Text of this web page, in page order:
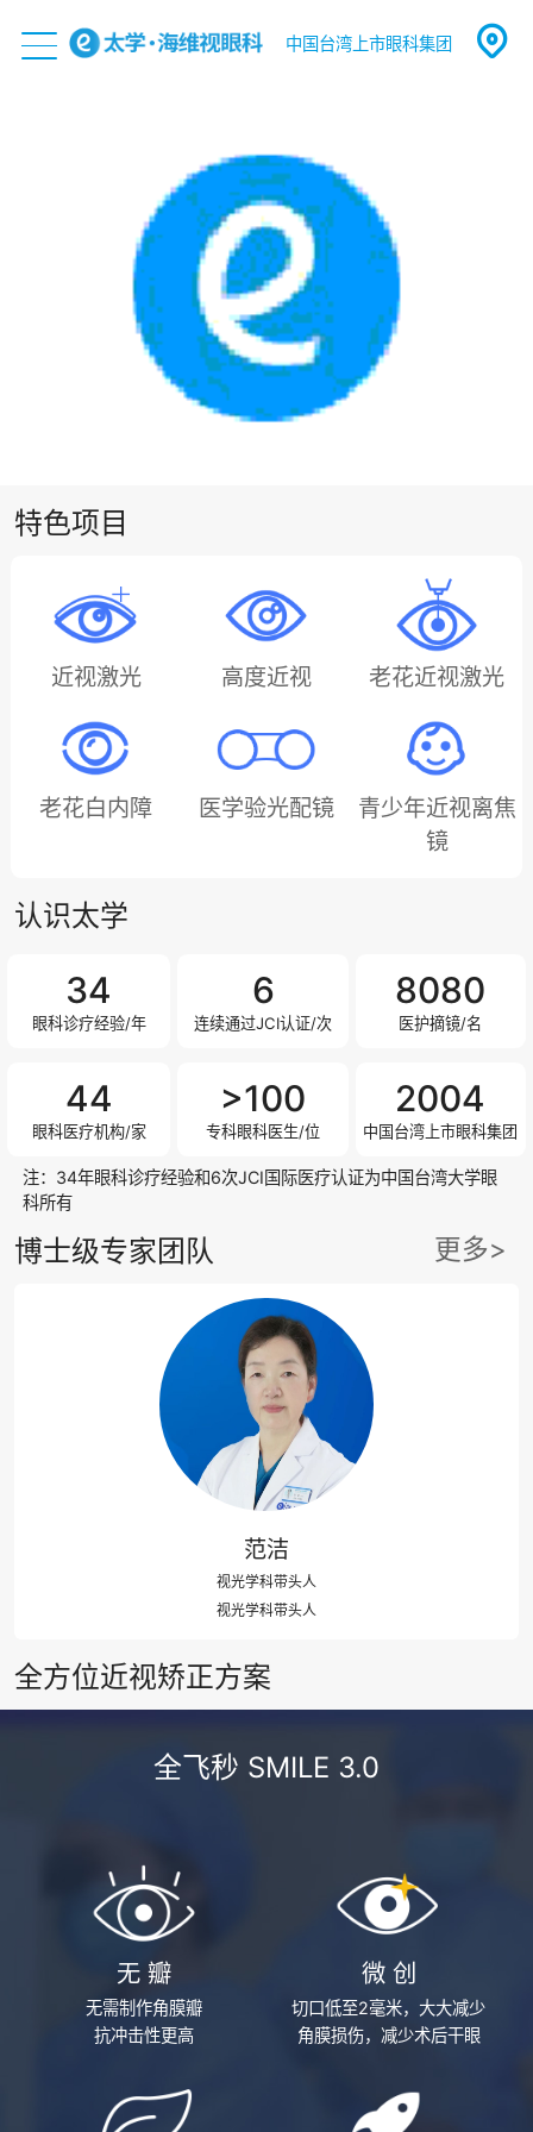
中国台湾上市眼科集团
特色项目
近视激光 高度近视 老花近视激光
老花白内障 医学验光配镜
青少年近视离焦
镜
认识太学
34
眼科诊疗经验/年
6
连续通过JCI认证/次
8520
医护摘镜/名
44
眼科医疗机构/家
>100
专科眼科医生/位
2004
中国台湾上市眼科集团
注：34年眼科诊疗经验和6次JCI国际医疗认证为中国台湾大学眼
科所有
博士级专家团队 更多>
范洁
视光学科带头人
视光学科带头人
全方位近视矫正方案
全飞秒 SMILE 3.0
无 瓣
无需制作角膜瓣
抗冲击性更高
微 创
切口低至2毫米，大大减少
角膜损伤，减少术后干眼